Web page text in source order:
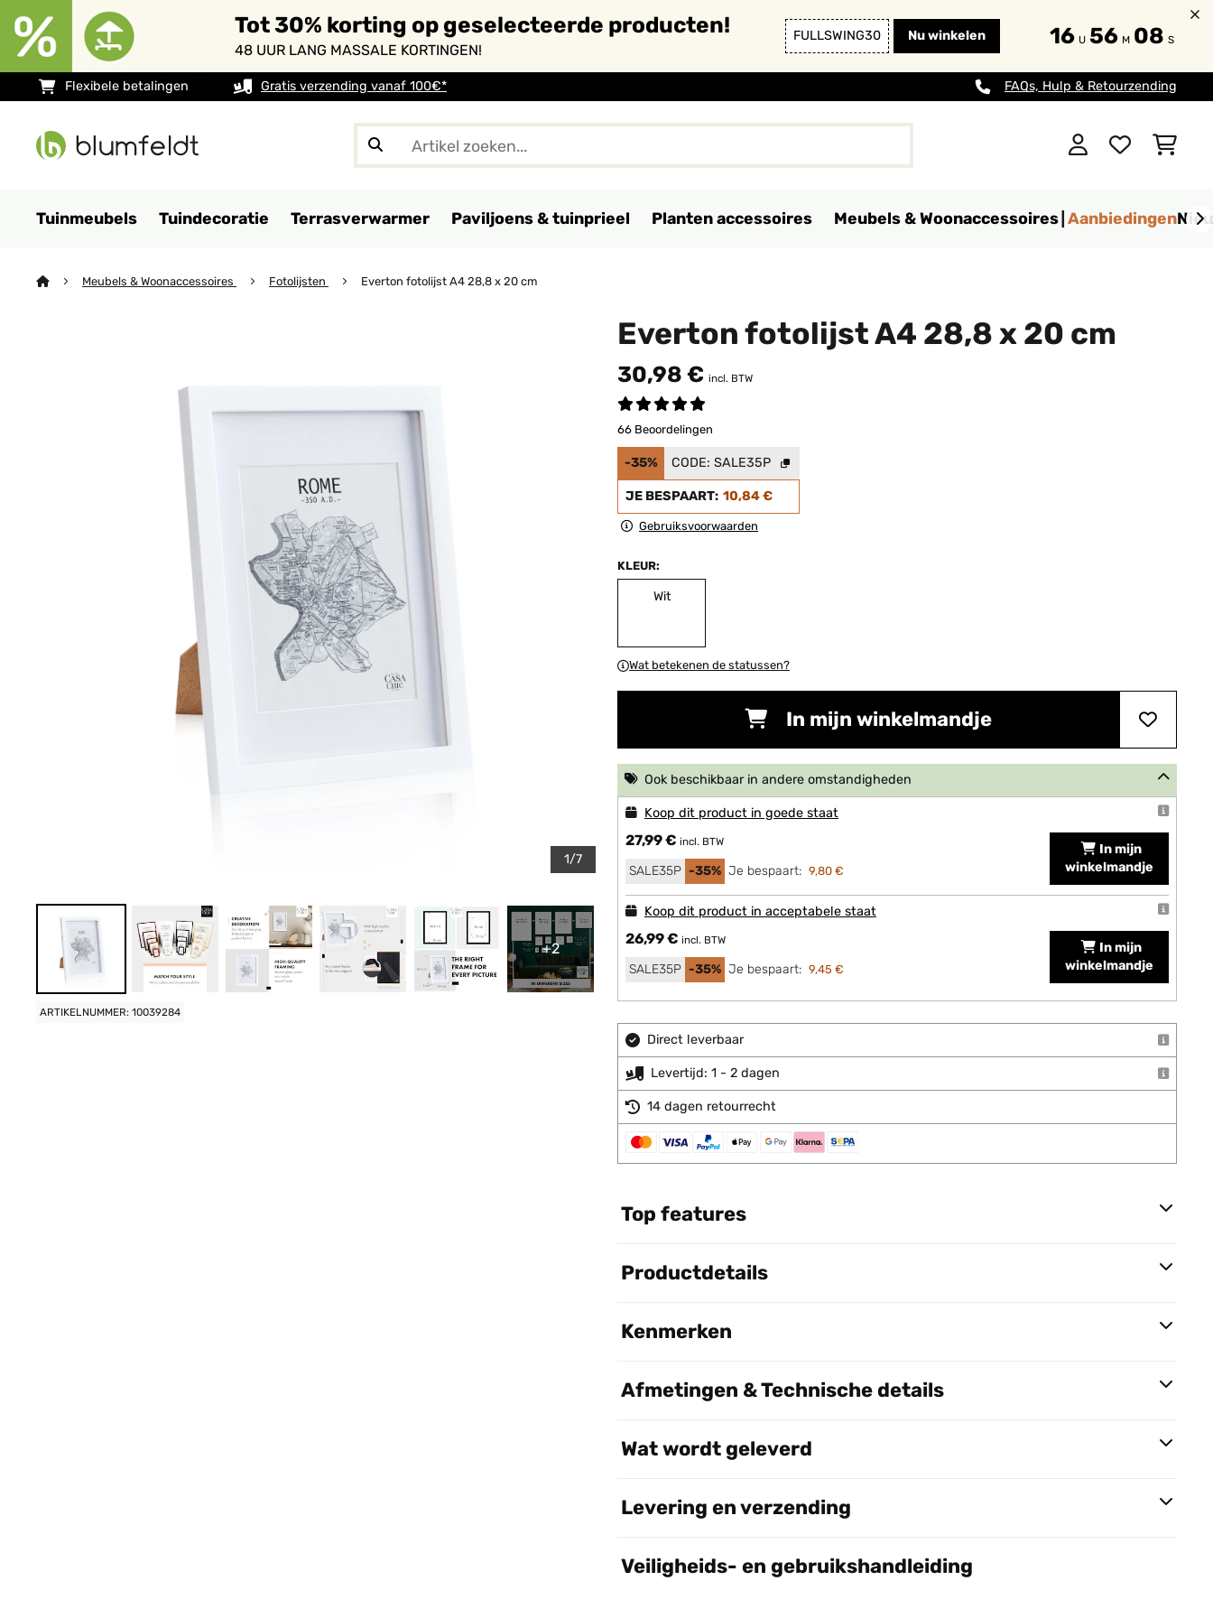
Tot 30% korting op geselecteerde producten!
48 UUR LANG MASSALE KORTINGEN!
FULLSWING30 Nu winkelen 16 U 56 M 07 S
Flexibele betalingen Gratis verzending vanaf 100€* FAQs, Hulp & Retourzending
Tuinmeubels Tuindecoratie Terrasverwarmer Paviljoens & tuinprieel Planten accessoires Meubels & Woonaccessoires Aanbiedingen
Meubels & Woonaccessoires Fotolijsten Everton fotolijst A4 28,8 x 20 cm
1/7
+2
ARTIKELNUMMER: 10039284
Everton fotolijst A4 28,8 x 20 cm
30,98 € incl. BTW
66 Beoordelingen
-35% CODE: SALE35P
JE BESPAART: 10,84 €
Gebruiksvoorwaarden
KLEUR:
Wit
Wat betekenen de statussen?
In mijn winkelmandje
Ook beschikbaar in andere omstandigheden
Koop dit product in goede staat
27,99 € incl. BTW
SALE35P -35% Je bespaart: 9,80 €
In mijn
winkelmandje
Koop dit product in acceptabele staat
26,99 € incl. BTW
SALE35P -35% Je bespaart: 9,45 €
In mijn
winkelmandje
Direct leverbaar
Levertijd: 1 - 2 dagen
14 dagen retourrecht
Top features
Productdetails
Kenmerken
Afmetingen & Technische details
Wat wordt geleverd
Levering en verzending
Veiligheids- en gebruikshandleiding